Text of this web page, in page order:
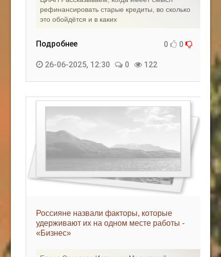
axin.ed@yandex.ru
Eltaro-Vrn.ru
@Edgarpo36
рефинансировать старые кредиты, во сколько
это обойдётся и в каких
Подробнее 0 0
26-06-2025, 12:30 0 122
Россияне назвали факторы, которые
удерживают их на одном месте работы -
«Бизнес»